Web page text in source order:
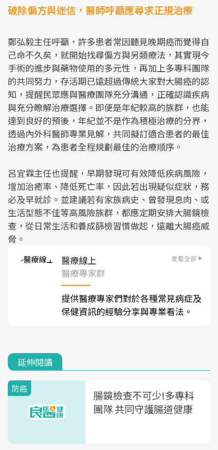
Mute
破除偏方與迷信，醫師呼籲應尋求正規治療
鄭弘毅主任呼籲，許多患者常因聽見晚期癌而覺得自
己命不久矣，就開始找尋偏方與另類療法，其實現今
手術的進步與藥物使用的多元性，再加上多專科團隊
的共同努力，存活期已遠超過傳統大家對大腸癌的認
知，提醒民眾應與醫療團隊充分溝通，正確認識疾病
與充分瞭解治療選擇。即便是年紀較高的族群，也能
達到良好的預後，年紀並不是作為積極治療的分界，
透過內外科醫師專業見解，共同擬訂適合患者的最佳
治療方案，為患者全程規劃最佳的治療順序。
呂宜霖主任也提醒，早期發現可有效降低疾病風險，
增加治癒率、降低死亡率，因此若出現疑似症狀，務
必及早就診。並建議若有家族病史、曾發現息肉、或
生活型態不佳等高風險族群，都應定期安排大腸鏡檢
查，從日常生活和養成篩檢習慣做起，遠離大腸癌威
脅。
醫療線上
查看全部
醫療專家群
提供醫療專家們對於各種常見病症及
保健資訊的經驗分享與專業看法。
延伸閱讀
防癌
腸鏡檢查不可少!多專科
團隊 共同守護腸道健康